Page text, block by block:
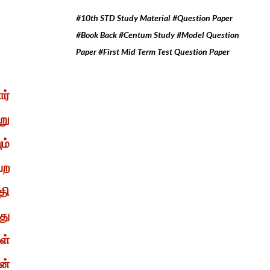
#10th STD Study Material #Question Paper
#Book Back #Centum Study #Model Question
Paper #First Mid Term Test Question Paper